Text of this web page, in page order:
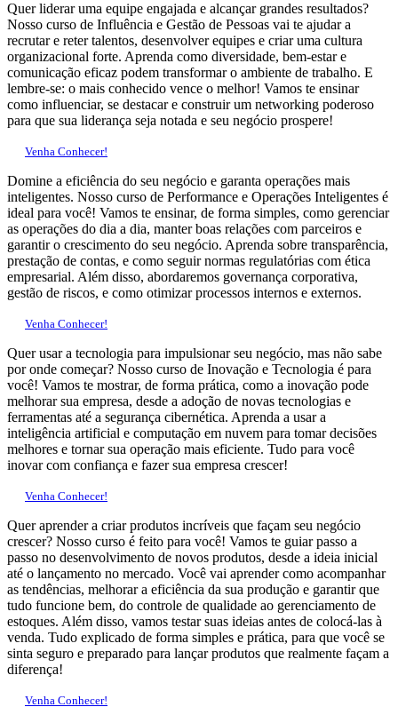
Quer liderar uma equipe engajada e alcançar grandes resultados?
Nosso curso de Influência e Gestão de Pessoas vai te ajudar a
recrutar e reter talentos, desenvolver equipes e criar uma cultura
organizacional forte. Aprenda como diversidade, bem-estar e
comunicação eficaz podem transformar o ambiente de trabalho. E
lembre-se: o mais conhecido vence o melhor! Vamos te ensinar
como influenciar, se destacar e construir um networking poderoso
para que sua liderança seja notada e seu negócio prospere!
Venha Conhecer!
Domine a eficiência do seu negócio e garanta operações mais
inteligentes. Nosso curso de Performance e Operações Inteligentes é
ideal para você! Vamos te ensinar, de forma simples, como gerenciar
as operações do dia a dia, manter boas relações com parceiros e
garantir o crescimento do seu negócio. Aprenda sobre transparência,
prestação de contas, e como seguir normas regulatórias com ética
empresarial. Além disso, abordaremos governança corporativa,
gestão de riscos, e como otimizar processos internos e externos.
Venha Conhecer!
Quer usar a tecnologia para impulsionar seu negócio, mas não sabe
por onde começar? Nosso curso de Inovação e Tecnologia é para
você! Vamos te mostrar, de forma prática, como a inovação pode
melhorar sua empresa, desde a adoção de novas tecnologias e
ferramentas até a segurança cibernética. Aprenda a usar a
inteligência artificial e computação em nuvem para tomar decisões
melhores e tornar sua operação mais eficiente. Tudo para você
inovar com confiança e fazer sua empresa crescer!
Venha Conhecer!
Quer aprender a criar produtos incríveis que façam seu negócio
crescer? Nosso curso é feito para você! Vamos te guiar passo a
passo no desenvolvimento de novos produtos, desde a ideia inicial
até o lançamento no mercado. Você vai aprender como acompanhar
as tendências, melhorar a eficiência da sua produção e garantir que
tudo funcione bem, do controle de qualidade ao gerenciamento de
estoques. Além disso, vamos testar suas ideias antes de colocá-las à
venda. Tudo explicado de forma simples e prática, para que você se
sinta seguro e preparado para lançar produtos que realmente façam a
diferença!
Venha Conhecer!